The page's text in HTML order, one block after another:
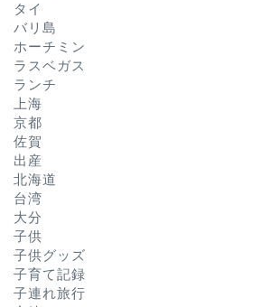
タイ
バリ島
ホーチミン
ラスベガス
ランチ
上海
京都
佐賀
出産
北海道
台湾
大分
子供
子供グッズ
子育て記録
子連れ旅行